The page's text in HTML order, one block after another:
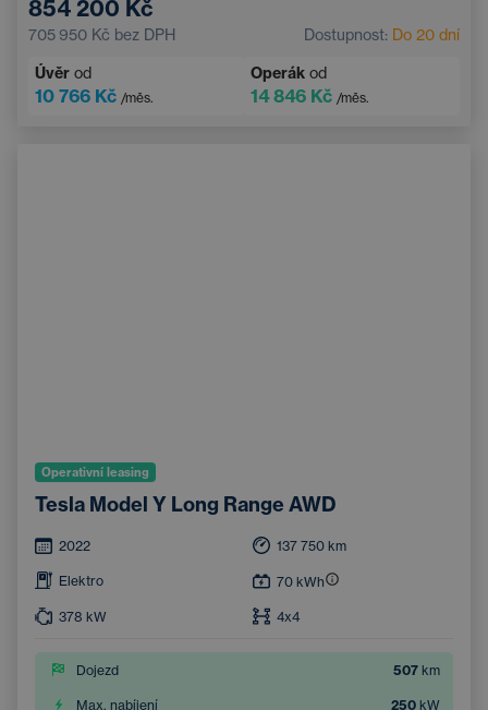
Asistent hlídání jízdy v pruhu
Parkovací kamera Elektricky nastavitelná sedadla
854 200 Kč
705 950 Kč bez DPH Dostupnost: Do 20 dní
Úvěr od
10 766 Kč /měs.
Operák od
14 846 Kč /měs.
Operativní leasing
Tesla Model Y Long Range AWD
2022 137 750 km
Elektro 70 kWh
378 kW 4x4
Dojezd 507 km
Max. nabíjení 250 kW